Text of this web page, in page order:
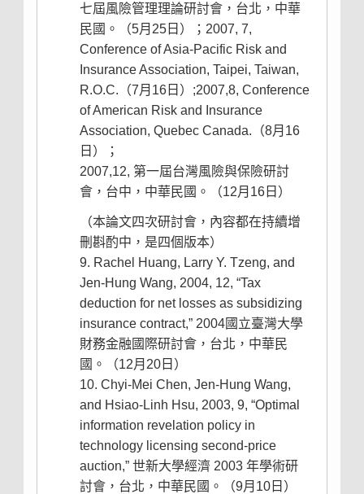
七屆風險管理理論研討會，台北，中華
民國。（5月25日）；2007, 7,
Conference of Asia-Pacific Risk and
Insurance Association, Taipei, Taiwan,
R.O.C.（7月16日）;2007,8, Conference
of American Risk and Insurance
Association, Quebec Canada.（8月16
日）；
2007,12, 第一屆台灣風險與保險研討
會，台中，中華民國。（12月16日）
（本論文四次研討會，內容都在持續增
刪斟酌中，是四個版本）
Rachel Huang, Larry Y. Tzeng, and
Jen-Hung Wang, 2004, 12, “Tax
deduction for net losses as subsidizing
insurance contract,” 2004國立臺灣大學
財務金融國際研討會，台北，中華民
國。（12月20日）
Chyi-Mei Chen, Jen-Hung Wang,
and Hsiao-Linh Hsu, 2003, 9, “Optimal
information revelation policy in
technology licensing second-price
auction,” 世新大學經濟 2003 年學術研
討會，台北，中華民國。（9月10日）